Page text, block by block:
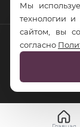
© RusTrus.
Мы
технологии
сайтом, вы
согласно